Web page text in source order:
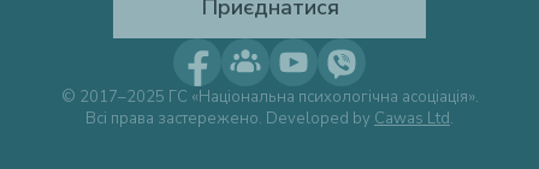
Приєднатися
© 2017–2025 ГС «Національна психологічна асоціація».
Всі права застережено. Developed by Cawas Ltd.